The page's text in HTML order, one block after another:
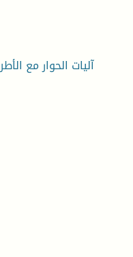
آليات الحوار مع